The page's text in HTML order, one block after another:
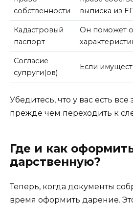
собственности
выписка из
Кадастровый
паспорт
Он поможет
Согласие
супруги(ов)
Если
Убедитесь, что у вас есть
прежде чем переходить к
Где и как
дарственную?
Теперь, когда документы
время оформить дарение.